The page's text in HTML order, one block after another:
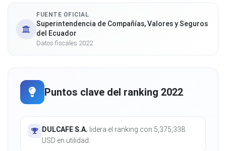
FUENTE OFICIAL
Superintendencia de Compañías, Valores y Seguros
del Ecuador
Datos fiscales 2022
Puntos clave del ranking 2022
DULCAFE S.A. lidera el ranking con 5,375,338
USD en utilidad.